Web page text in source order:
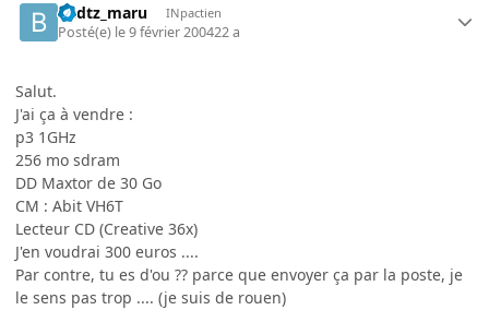
badtz_maru INpactien
Posté(e) le 9 février 200422 a
Salut.
J'ai ça à vendre :
p3 1GHz
256 mo sdram
DD Maxtor de 30 Go
CM : Abit VH6T
Lecteur CD (Creative 36x)
J'en voudrai 300 euros ....
Par contre, tu es d'ou ?? parce que envoyer ça par la poste, je
le sens pas trop .... (je suis de rouen)